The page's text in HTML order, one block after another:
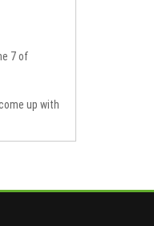
7 of
up with